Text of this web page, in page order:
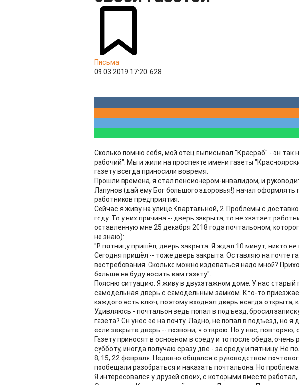
Письма
09.03.2019 17:20 628
Сколько помню себя, мой отец выписывал "Красраб" - он так
рабочий". Мы и жили на проспекте имени газеты
газету всегда приносили вовремя.
Прошли времена, я стал пенсионером-инвалидом, и
Лапунов (дай ему Бог большого здоровья!) начал оформлять
работников предприятия.
Сейчас я живу на улице Квартальной, 2. Проблемы с
году. То у них причина -- дверь закрыта, то не хватает
оставленную мне 25 декабря 2018 года почтальоном,
не знаю):
"В пятницу пришёл, дверь закрыта. Я ждал 10 минут, никто
Сегодня пришёл -- тоже дверь закрыта. Оставляю на почте
востребования. Сколько можно издеваться надо мной?
больше не буду носить вам газету".
Поясню ситуацию. Я живу в двухэтажном доме. У нас старый
самодельная дверь с самодельным замком. Кто-то
каждого есть ключ, поэтому входная дверь всегда открыта,
Удивляюсь - почтальон ведь попал в подъезд, бросил
газета? Он унёс её на почту. Ладно, не попал в подъезд, но
если закрыта дверь -- позвони, я открою. Но у нас, повторяю,
Газету приносят в основном в среду и то после обеда, очень
субботу, иногда получаю сразу две - за среду и пятницу. Не
8, 15, 22 февраля. Недавно общался с руководством
пообещали разобраться и наказать почтальона. Но проблема
Я интересовался у друзей своих, с которыми вместе